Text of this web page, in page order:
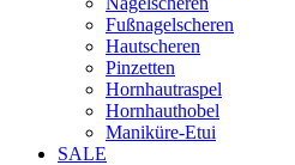
Fußnagelscheren
Hautscheren
Pinzetten
Hornhautraspel
Hornhauthobel
Maniküre-Etui
SALE